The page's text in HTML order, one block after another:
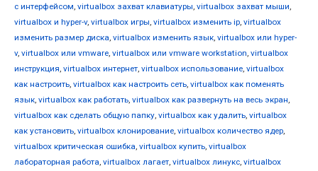
с интерфейсом, virtualbox захват клавиатуры, virtualbox захват мыши,
virtualbox и hyper-v, virtualbox игры, virtualbox изменить ip, virtualbox
изменить размер диска, virtualbox изменить язык, virtualbox или hyper-
v, virtualbox или vmware, virtualbox или vmware workstation, virtualbox
инструкция, virtualbox интернет, virtualbox использование, virtualbox
как настроить, virtualbox как настроить сеть, virtualbox как поменять
язык, virtualbox как работать, virtualbox как развернуть на весь экран,
virtualbox как сделать общую папку, virtualbox как удалить, virtualbox
как установить, virtualbox клонирование, virtualbox количество ядер,
virtualbox критическая ошибка, virtualbox купить, virtualbox
лабораторная работа, virtualbox лагает, virtualbox линукс, virtualbox